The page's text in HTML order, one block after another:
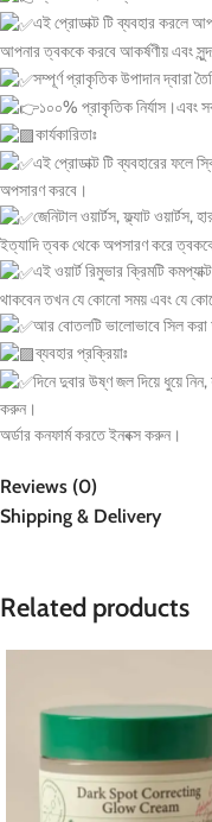
এই প্রোডাক্ট টি ব্যবহার করলে
আপনার ত্বককে করবে আকর্ষণীয় এবং
সম্পূর্ণ প্রাকৃতিক উপাদান দ্বারা
১০০% প্রাকৃতিক নির্যাস।এবং
কার্যকারিতাঃ
এই প্রোডাক্ট টি ব্যবহারের ফলে
অপসারণ করবে।
জেনিটাল ওয়ার্টস, ফ্ল্যাট
ইত্যাদি ত্বক থেকে অপসারণ করে
এই ওয়ার্ট রিমুভার ক্রিমটি
থাকবেন তখন যে কোনো সময় এবং যে
আর বোতলটি ভালোভাবে সিল করা
ব্যবহার প্রক্রিয়াঃ
দিনে দুবার উষ্ণ জল দিয়ে ধুয়ে
করুন।
অর্ডার কনফার্ম করতে ইনবক্স করুন।
Reviews (0)
Shipping & Delivery
Related products